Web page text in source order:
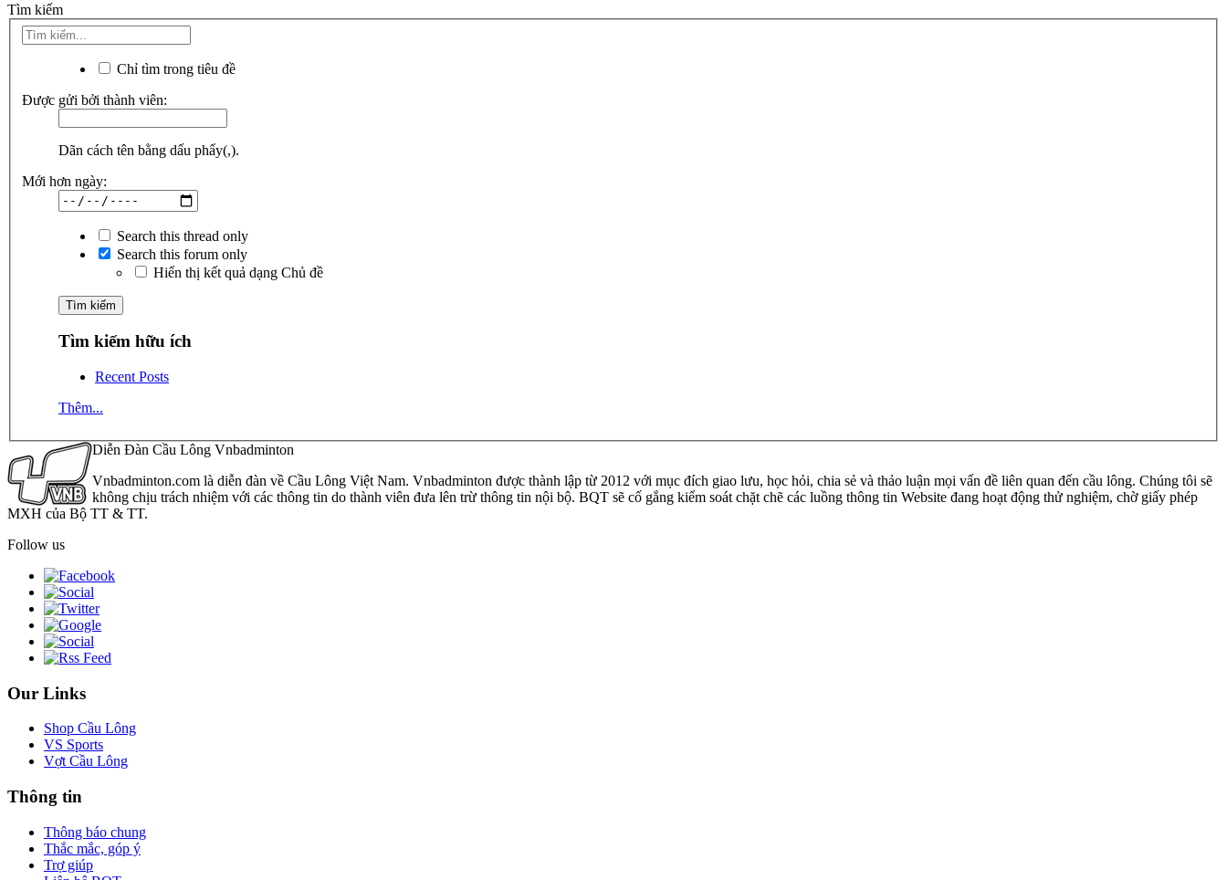
Tìm kiếm
Chỉ tìm trong tiêu đề
Được gửi bởi thành viên:
Dãn cách tên bằng dấu phẩy(,).
Mới hơn ngày:
Search this thread only
Search this forum only
Hiển thị kết quả dạng Chủ đề
Tìm kiếm hữu ích
Recent Posts
Thêm...
Diễn Đàn Cầu Lông Vnbadminton
Vnbadminton.com là diễn đàn về Cầu Lông Việt Nam. Vnbadminton được thành lập từ 2012 với mục đích giao lưu, học hỏi, chia sẻ và thảo luận mọi vấn đề liên quan đến cầu lông. Chúng tôi sẽ
không chịu trách nhiệm với các thông tin do thành viên đưa lên trừ thông tin nội bộ. BQT sẽ cố gắng kiểm soát chặt chẽ các luồng thông tin Website đang hoạt động thử nghiệm, chờ giấy phép
MXH của Bộ TT & TT.
Follow us
Our Links
Shop Cầu Lông
VS Sports
Vợt Cầu Lông
Thông tin
Thông báo chung
Thắc mắc, góp ý
Trợ giúp